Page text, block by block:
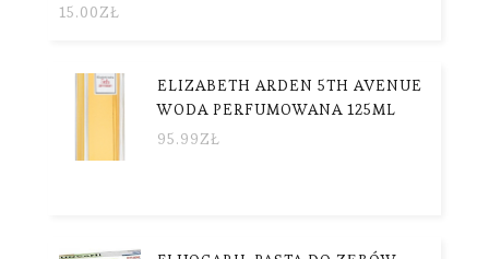
15.00ZŁ
ELIZABETH ARDEN 5TH AVENUE
WODA PERFUMOWANA 125ML
95.99ZŁ